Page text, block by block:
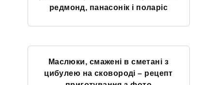
редмонд, панасонік і поларіс
Маслюки, смажені в сметані з
цибулею на сковороді – рецепт